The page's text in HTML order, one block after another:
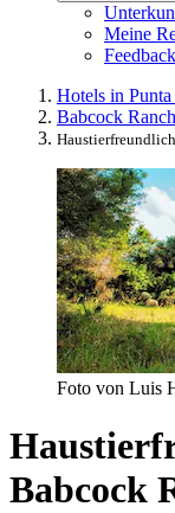
Meine
Feedback
Hotels in Punta
Babcock
Foto von Luis
Babcock